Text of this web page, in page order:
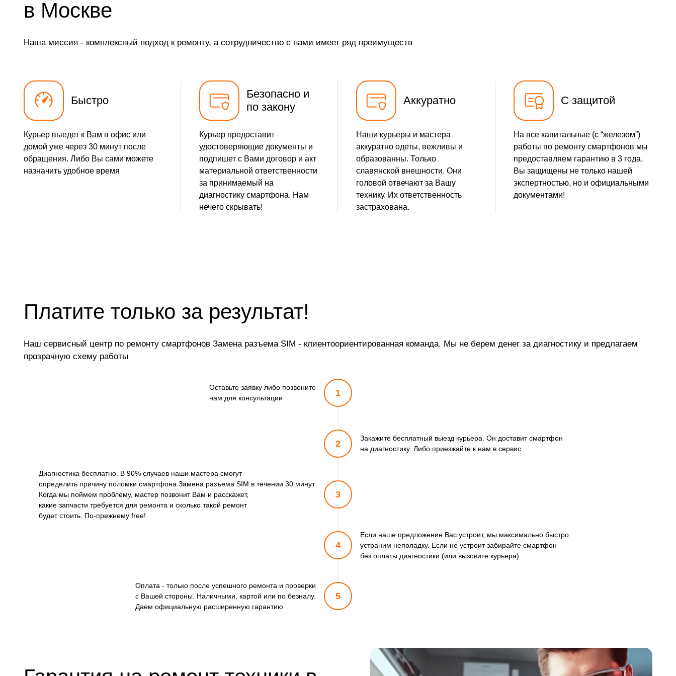
Замена элемента
Замена разъёма наушников (гарнитуры) от 10 мин
Замена сканера отпечатка от 20 мин 490 р
Сбор/Разбор от 5 мин 1490 р
Замена разъема SIM от 10 мин 290 р Заказать
Замена полифонического динамика от 25 мин 390 р Заказать
от 25 мин 490 р
в Москве
Наша миссия - комплексный подход к ремонту, а сотрудничество с нами имеет ряд преимуществ
Быстро
Курьер выедет к Вам в офис или
домой уже через 30 минут после
обращения. Либо Вы сами можете
назначить удобное время
Безопасно и
по закону
Курьер предоставит
удостоверяющие документы и
подпишет с Вами договор и акт
материальной ответственности
за принимаемый на
диагностику смартфона. Нам
нечего скрывать!
Аккуратно
Наши курьеры и мастера
аккуратно одеты, вежливы и
образованны. Только
славянской внешности. Они
головой отвечают за Вашу
технику. Их ответственность
застрахована.
С защитой
На все капитальные (с “железом”)
работы по ремонту смартфонов мы
предоставляем гарантию в 3 года.
Вы защищены не только нашей
экспертностью, но и официальными
документами!
Платите только за результат!
Наш сервисный центр по ремонту смартфонов Замена разъема SIM - клиентоориентированная команда. Мы не берем денег за диагностику и предлагаем
прозрачную схему работы
Оставьте заявку либо позвоните
нам для консультации
Диагностика бесплатно. В 90% случаев наши мастера смогут
определить причину поломки смартфона Замена разъема SIM в течении 30 минут.
Когда мы поймем проблему, мастер позвонит Вам и расскажет,
какие запчасти требуется для ремонта и сколько такой ремонт
будет стоить. По-прежнему free!
Оплата - только после успешного ремонта и проверки
с Вашей стороны. Наличными, картой или по безналу.
Даем официальную расширенную гарантию
1
2
3
4
5
Закажите бесплатный выезд курьера. Он доставит смартфон
на диагностику. Либо приезжайте к нам в сервис
Если наше предложение Вас устроит, мы максимально быстро
устраним неполадку. Если не устроит забирайте смартфон
без оплаты диагностики (или вызовите курьера)